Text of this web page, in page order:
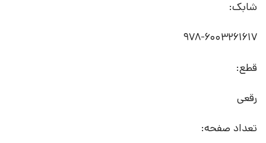
شابک:
978-6003261617
قطع:
رقعی
تعداد صفحه: